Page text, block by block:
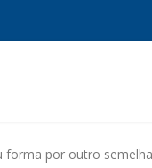
forma por outro